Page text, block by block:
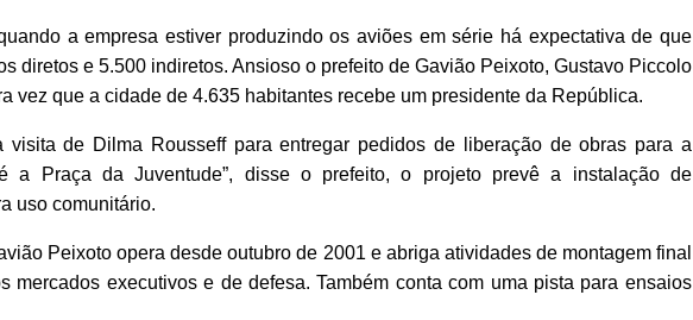
a empresa estiver produzindo os aviões em série há expectativa de que
diretos e 5.500 indiretos. Ansioso o prefeito de Gavião Peixoto, Gustavo Piccolo
vez que a cidade de 4.635 habitantes recebe um presidente da República.
de Dilma Rousseff para entregar pedidos de liberação de obras para a
a Praça da Juventude”, disse o prefeito, o projeto prevê a instalação de
uso comunitário.
Peixoto opera desde outubro de 2001 e abriga atividades de montagem final
mercados executivos e de defesa. Também conta com uma pista para ensaios